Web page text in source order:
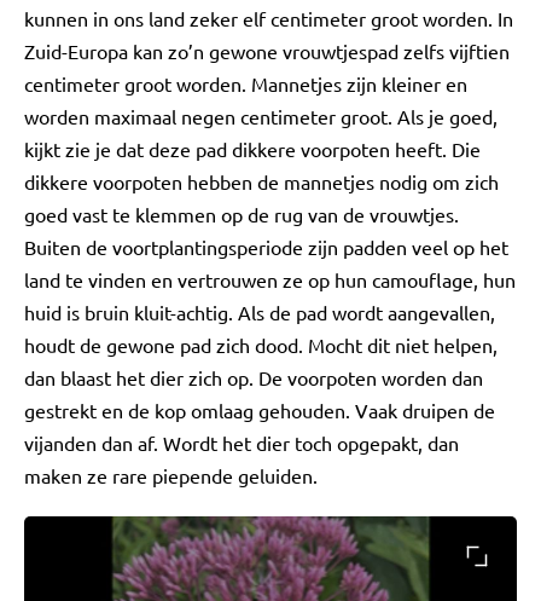
kunnen in ons land zeker elf centimeter groot worden. In
Zuid-Europa kan zo’n gewone vrouwtjespad zelfs vijftien
centimeter groot worden. Mannetjes zijn kleiner en
worden maximaal negen centimeter groot. Als je goed,
kijkt zie je dat deze pad dikkere voorpoten heeft. Die
dikkere voorpoten hebben de mannetjes nodig om zich
goed vast te klemmen op de rug van de vrouwtjes.
Buiten de voortplantingsperiode zijn padden veel op het
land te vinden en vertrouwen ze op hun camouflage, hun
huid is bruin kluit-achtig. Als de pad wordt aangevallen,
houdt de gewone pad zich dood. Mocht dit niet helpen,
dan blaast het dier zich op. De voorpoten worden dan
gestrekt en de kop omlaag gehouden. Vaak druipen de
vijanden dan af. Wordt het dier toch opgepakt, dan
maken ze rare piepende geluiden.